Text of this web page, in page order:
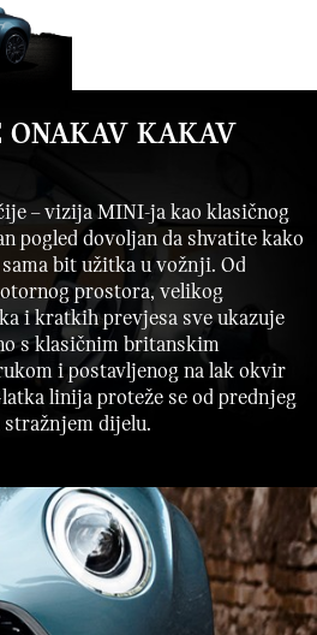
KAKAV
– vizija MINI-ja kao klasičnog
pogled dovoljan da shvatite kako
bit užitka u vožnji. Od
prostora, velikog
i kratkih prevjesa sve ukazuje
s klasičnim britanskim
i postavljenog na lak okvir
linija proteže se od prednjeg
dijelu.